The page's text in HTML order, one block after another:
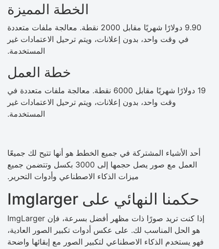
الخطة المميزة
9.90 دولارًا شهريًا مقابل 2000 نقطة. معالجة ملفات متعددة
في وقت واحد، بدون إعلانات، ويتم ترحيل الاعتمادات غير
المستخدمة.
خطة العمل
19 دولارًا شهريًا مقابل 6000 نقطة. معالجة ملفات متعددة في
وقت واحد، بدون إعلانات، ويتم ترحيل الاعتمادات غير
المستخدمة.
أحد الأشياء المشتركة في جميع الخطط هو أنها تتيح لك جميعًا
العمل مع صور يصل حجمها إلى 3000 بكسل وتتضمن جميع
ميزات الذكاء الاصطناعي وأدوات التحرير.
حكمنا النهائي على Imglarger
إذا كنت تريد صورًا ذات مظهر أفضل بسرعة، فإن ImgLarger
هو الحل المناسب لك. على عكس أدوات تكبير الصور العادية،
فهو يستخدم الذكاء الاصطناعي لتكبير الصور مع إبقائها واضحة